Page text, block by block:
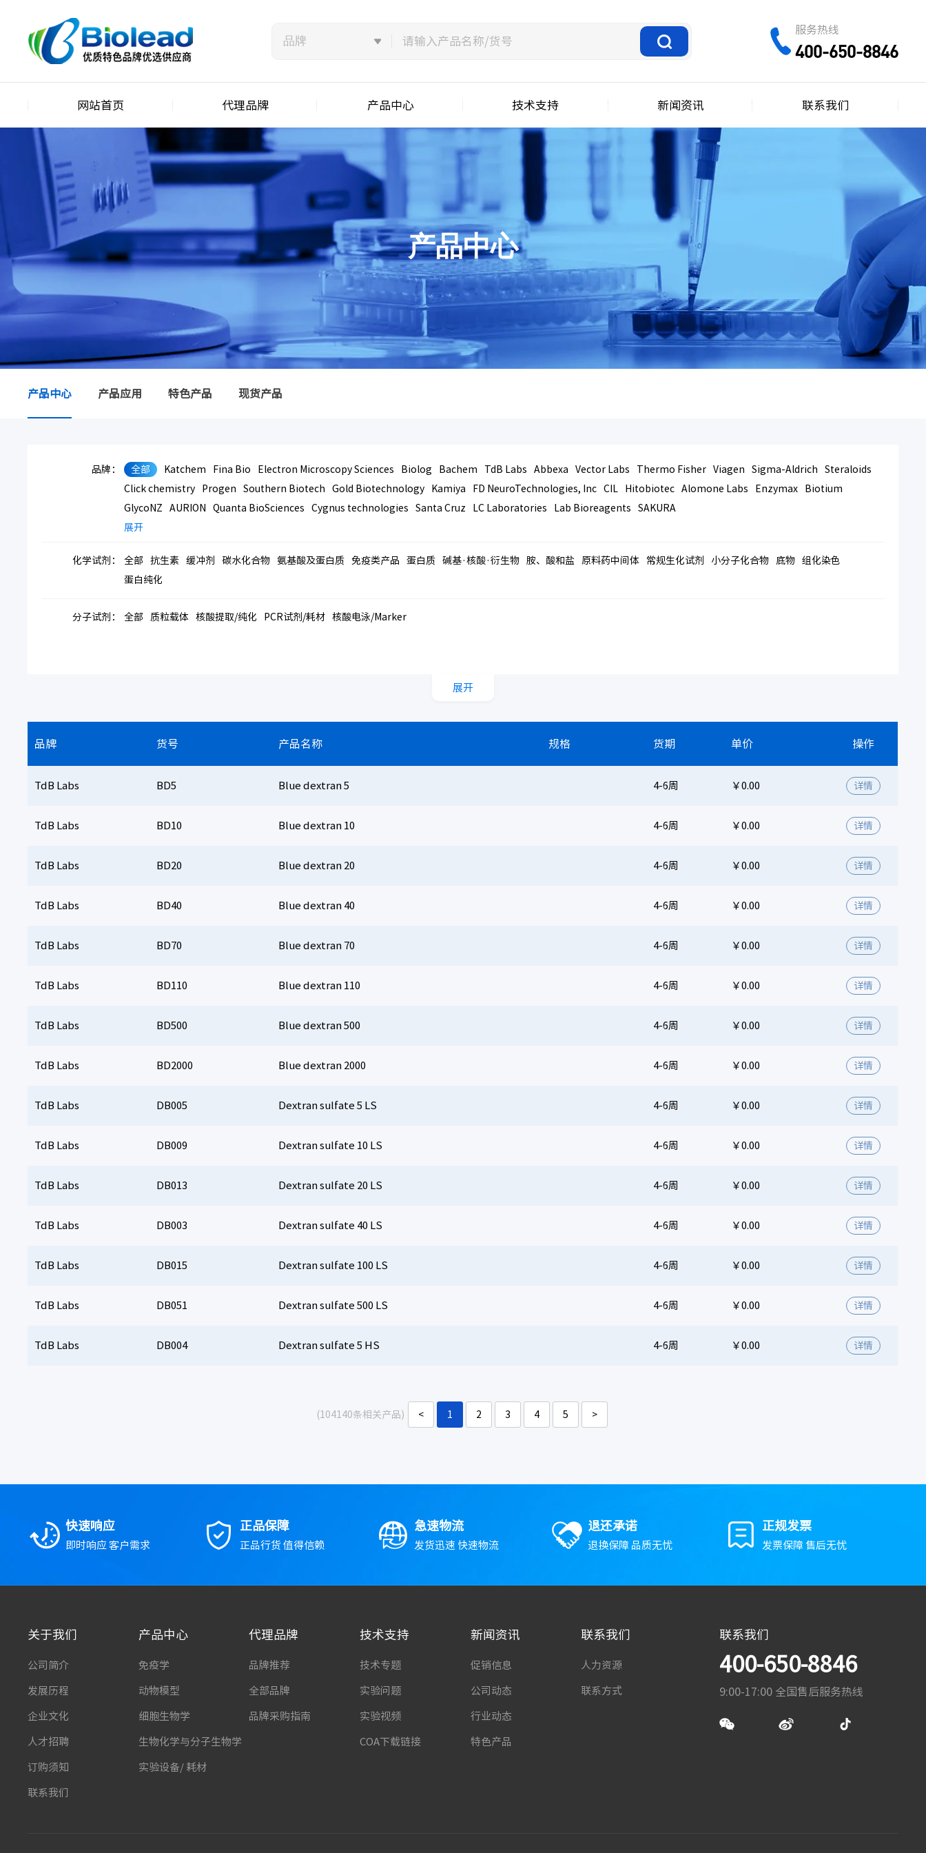
服务热线
400-650-8846
网站首页 代理品牌 产品中心 技术支持 新闻资讯 联系我们
产品中心
产品中心 产品应用 特色产品 现货产品
品牌： 全部 Katchem Fina Bio Electron Microscopy Sciences Biolog Bachem TdB Labs Abbexa Vector Labs Thermo Fisher Viagen Sigma-Aldrich
Steraloids
Click chemistry
Progen Southern Biotech Gold Biotechnology Kamiya FD NeuroTechnologies, Inc CIL Hitobiotec Alomone Labs Enzymax
Biotium
GlycoNZ
AURION Quanta BioSciences Cygnus technologies Santa Cruz LC Laboratories Lab Bioreagents
SAKURA
展开
化学试剂： 全部 抗生素 缓冲剂 碳水化合物 氨基酸及蛋白质 免疫类产品 蛋白质 碱基·核酸·衍生物 胺、酸和盐 原料药中间体 常规生化试剂 小分子化合物 底物
组化染色
蛋白纯化
分子试剂： 全部 质粒载体 核酸提取/纯化 PCR试剂/耗材 核酸电泳/Marker
展开
品牌 货号 产品名称 规格 货期 单价 操作
TdB Labs BD5 Blue dextran 5 4-6周 ￥0.00 详情
TdB Labs BD10 Blue dextran 10 4-6周 ￥0.00 详情
TdB Labs BD20 Blue dextran 20 4-6周 ￥0.00 详情
TdB Labs BD40 Blue dextran 40 4-6周 ￥0.00 详情
TdB Labs BD70 Blue dextran 70 4-6周 ￥0.00 详情
TdB Labs BD110 Blue dextran 110 4-6周 ￥0.00 详情
TdB Labs BD500 Blue dextran 500 4-6周 ￥0.00 详情
TdB Labs BD2000 Blue dextran 2000 4-6周 ￥0.00 详情
TdB Labs DB005 Dextran sulfate 5 LS 4-6周 ￥0.00 详情
TdB Labs DB009 Dextran sulfate 10 LS 4-6周 ￥0.00 详情
TdB Labs DB013 Dextran sulfate 20 LS 4-6周 ￥0.00 详情
TdB Labs DB003 Dextran sulfate 40 LS 4-6周 ￥0.00 详情
TdB Labs DB015 Dextran sulfate 100 LS 4-6周 ￥0.00 详情
TdB Labs DB051 Dextran sulfate 500 LS 4-6周 ￥0.00 详情
TdB Labs DB004 Dextran sulfate 5 HS 4-6周 ￥0.00 详情
(104140条相关产品) < 1 2 3 4 5 >
快速响应
即时响应 客户需求
正品保障
正品行货 值得信赖
急速物流
发货迅速 快速物流
退还承诺
退换保障 品质无忧
正规发票
发票保障 售后无忧
关于我们
公司简介
发展历程
企业文化
人才招聘
订购须知
联系我们
产品中心
免疫学
动物模型
细胞生物学
生物化学与分子生物学
实验设备/ 耗材
代理品牌
品牌推荐
全部品牌
品牌采购指南
技术支持
技术专题
实验问题
实验视频
COA下载链接
新闻资讯
促销信息
公司动态
行业动态
特色产品
联系我们
人力资源
联系方式
联系我们
400-650-8846
9:00-17:00 全国售后服务热线